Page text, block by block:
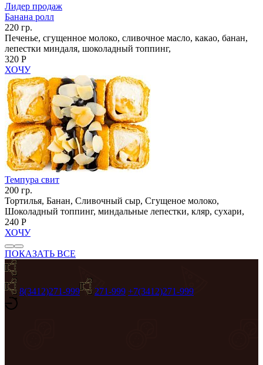
Лидер продаж
Банана ролл
220 гр.
Печенье, сгущенное молоко, сливочное масло, какао, банан,
лепестки миндаля, шоколадный топпинг,
320 Р
ХОЧУ
Темпура свит
200 гр.
Тортилья, Банан, Сливочный сыр, Сгущеное молоко,
Шоколадный топпинг, миндальные лепестки, кляр, сухари,
240 Р
ХОЧУ
ПОКАЗАТЬ ВСЕ
8(3412)271-999 271-999 +7(3412)271-999